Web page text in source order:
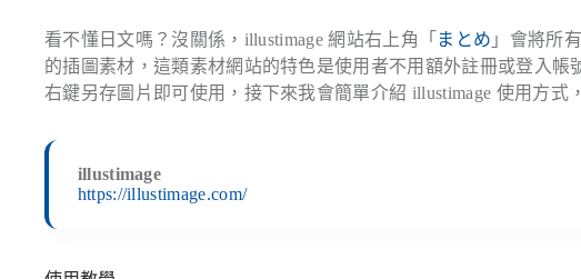
看不懂日文嗎？沒關係，illustimage 網站右上角「 まとめ 」會將所
的插圖素材，這類素材網站的特色是使用者不用額外註冊或登入
右鍵另存圖片即可使用，接下來我會簡單介紹 illustimage 使用方式
illustimage
https://illustimage.com/